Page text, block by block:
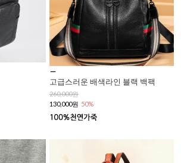
고급스러운 배색라인 블랙 백팩
260,000원
130,000원 50%